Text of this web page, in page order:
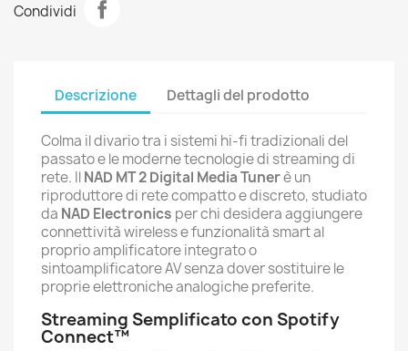
Condividi
Descrizione Dettagli del prodotto
Colma il divario tra i sistemi hi-fi tradizionali del
passato e le moderne tecnologie di streaming di
rete. IlNAD MT 2 Digital Media Tunerè un
riproduttore di rete compatto e discreto, studiato
da NAD Electronics per chi desidera aggiungere
connettività wireless e funzionalità smart al
proprio amplificatore integrato o
sintoamplificatore AV senza dover sostituire le
proprie elettroniche analogiche preferite.
Streaming Semplificato con Spotify
Connect™